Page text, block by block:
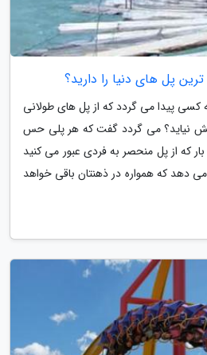
پل های دنیا را دارید؟
پیدا می گردد که از پل های طولانی
نیاید؟ می گردد گفت که هر پلی حس
که از پل منحصر به فردی عبور می کنید
دهد که همواره در ذهنتان باقی خواهد